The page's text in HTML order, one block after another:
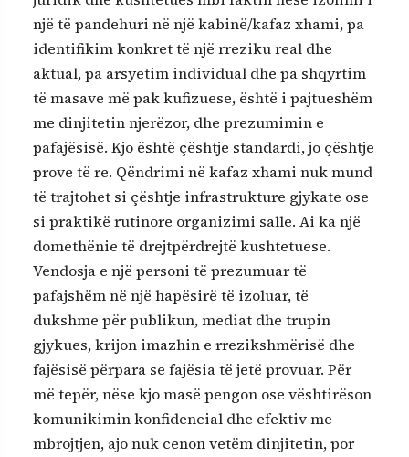
një të pandehuri në një kabinë/kafaz xhami, pa
identifikim konkret të një rreziku real dhe
aktual, pa arsyetim individual dhe pa shqyrtim
të masave më pak kufizuese, është i pajtueshëm
me dinjitetin njerëzor, dhe prezumimin e
pafajësisë. Kjo është çështje standardi, jo çështje
prove të re. Qëndrimi në kafaz xhami nuk mund
të trajtohet si çështje infrastrukture gjykate ose
si praktikë rutinore organizimi salle. Ai ka një
domethënie të drejtpërdrejtë kushtetuese.
Vendosja e një personi të prezumuar të
pafajshëm në një hapësirë të izoluar, të
dukshme për publikun, mediat dhe trupin
gjykues, krijon imazhin e rrezikshmërisë dhe
fajësisë përpara se fajësia të jetë provuar. Për
më tepër, nëse kjo masë pengon ose vështirëson
komunikimin konfidencial dhe efektiv me
mbrojtjen, ajo nuk cenon vetëm dinjitetin, por